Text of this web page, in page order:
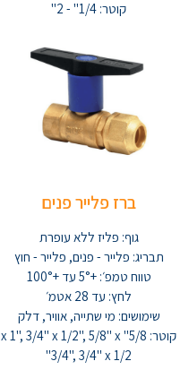
קוטר: 1/4" - 2"
ברז פלייר פנים
גוף: פליז ללא עופרת
תבריג: פלייר - פנים, פלייר - חוץ
טווח טמפ׳: +5° עד +100°
לחץ: עד 28 אטמ׳
שימושים: מי שתייה, אוויר, דלק
קוטר: 5/8" x 1", 3/4" x 1/2", 5/8" x
3/4", 3/4" x 1/2"